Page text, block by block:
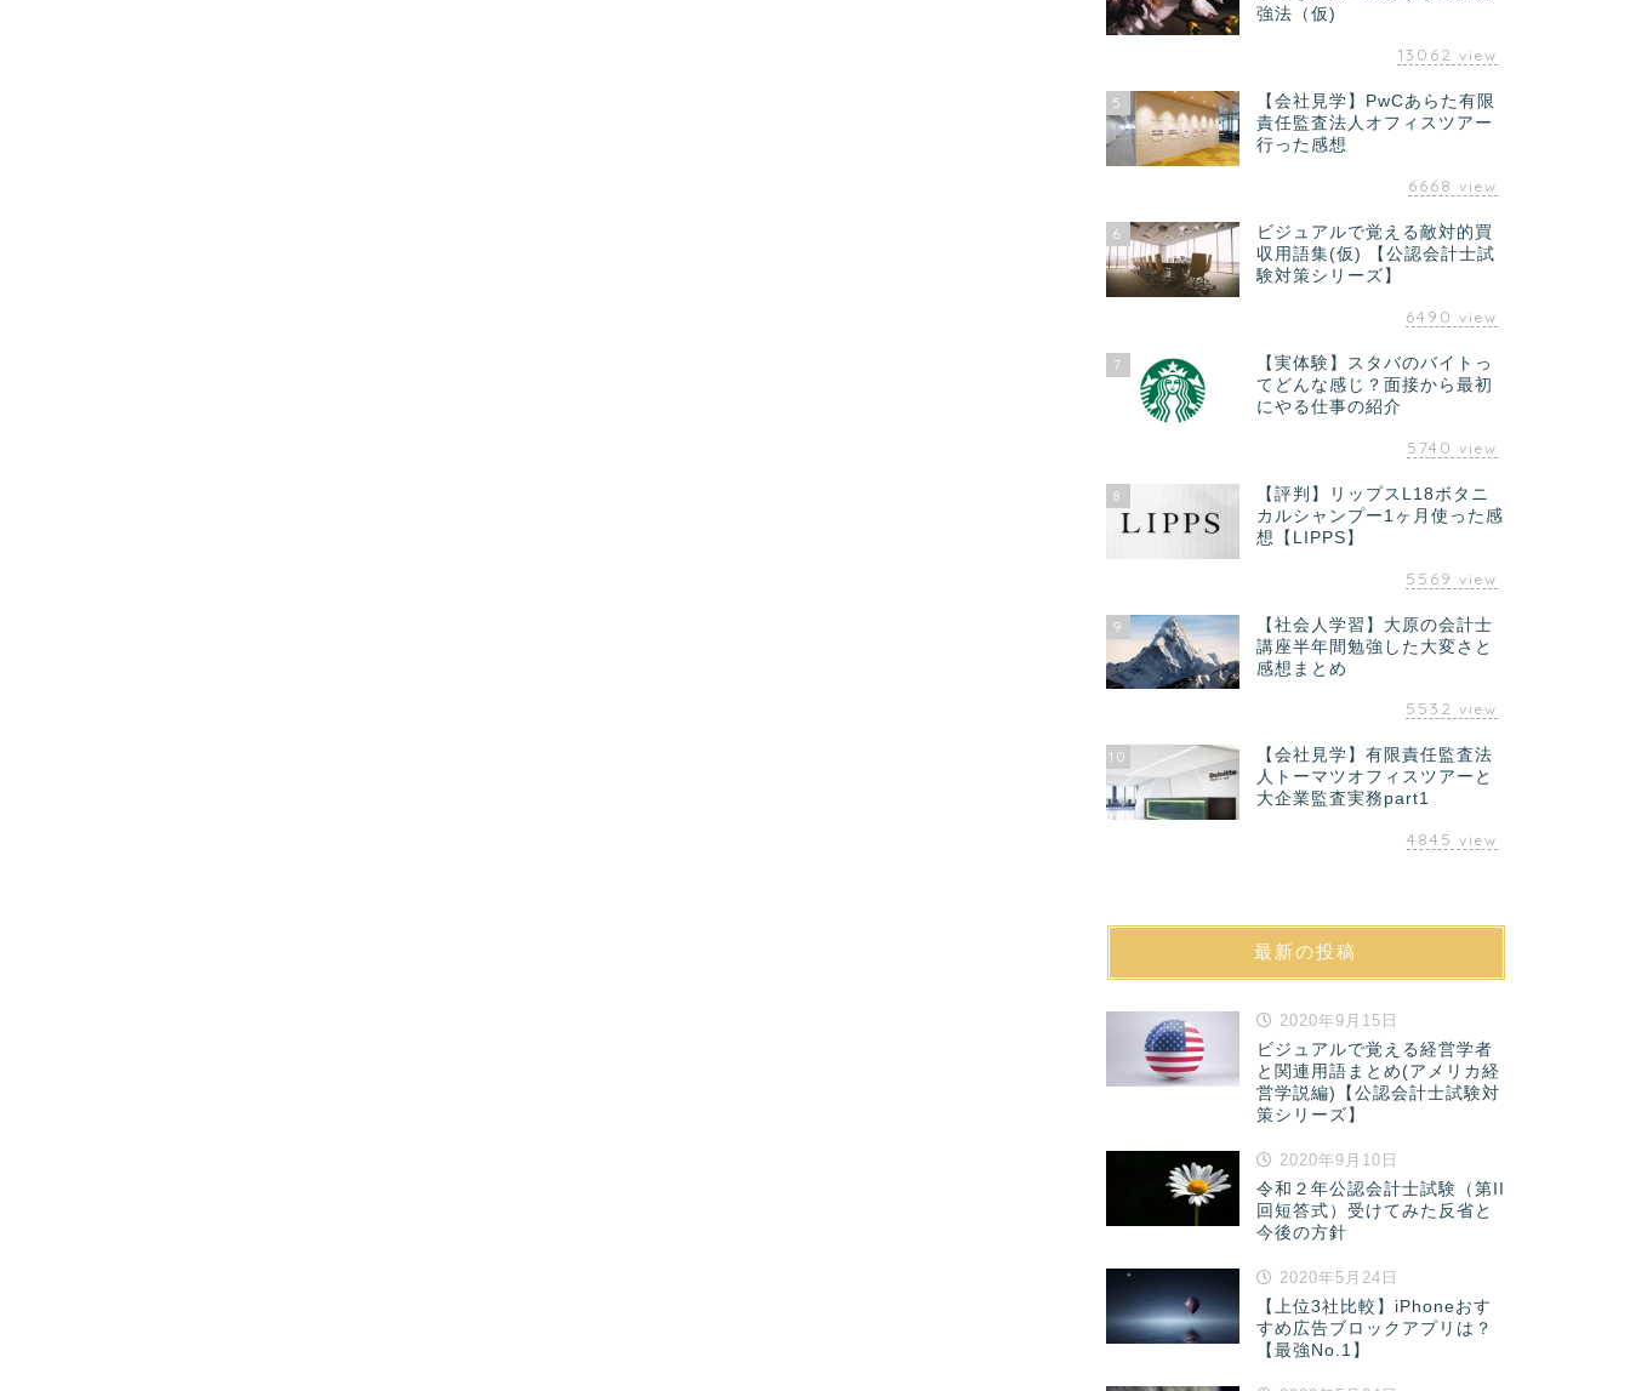
強法（仮)
13062 view
5
【会社見学】PwCあらた有限
責任監査法人オフィスツアー
行った感想
6668 view
6
ビジュアルで覚える敵対的買
収用語集(仮) 【公認会計士試
験対策シリーズ】
6490 view
7
【実体験】スタバのバイトっ
てどんな感じ？面接から最初
にやる仕事の紹介
5740 view
8
【評判】リップスL18ボタニ
カルシャンプー1ヶ月使った感
想【LIPPS】
5569 view
9
【社会人学習】大原の会計士
講座半年間勉強した大変さと
感想まとめ
5532 view
10
【会社見学】有限責任監査法
人トーマツオフィスツアーと
大企業監査実務part1
4845 view
最新の投稿
2020年9月15日
ビジュアルで覚える経営学者
と関連用語まとめ(アメリカ経
営学説編)【公認会計士試験対
策シリーズ】
2020年9月10日
令和２年公認会計士試験（第II
回短答式）受けてみた反省と
今後の方針
2020年5月24日
【上位3社比較】iPhoneおす
すめ広告ブロックアプリは？
【最強No.1】